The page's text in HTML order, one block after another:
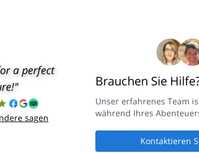
a perfect
sagen
Brauchen Sie
Unser erfahrenes Team
während Ihres
Kontaktieren